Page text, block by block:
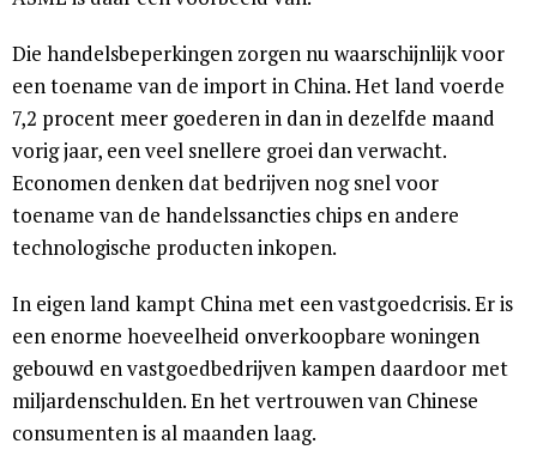
Die handelsbeperkingen zorgen nu waarschijnlijk voor
een toename van de import in China. Het land voerde
7,2 procent meer goederen in dan in dezelfde maand
vorig jaar, een veel snellere groei dan verwacht.
Economen denken dat bedrijven nog snel voor
toename van de handelssancties chips en andere
technologische producten inkopen.
In eigen land kampt China met een vastgoedcrisis. Er is
een enorme hoeveelheid onverkoopbare woningen
gebouwd en vastgoedbedrijven kampen daardoor met
miljardenschulden. En het vertrouwen van Chinese
consumenten is al maanden laag.